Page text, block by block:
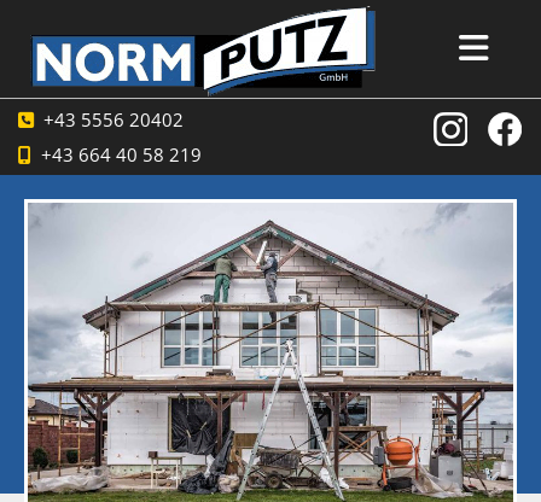
 +43 5556 20402
 +43 664 40 58 219